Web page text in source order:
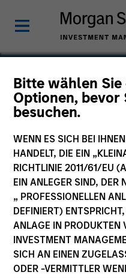
Bitte wählen
Optionen, bevor
besuchen.
WENN ES SICH BEI
HANDELT, DIE EIN
RICHTLINIE 2011/61/EU
EIN ANLEGER SIND, DER
„ PROFESSIONELLEN
DEFINIERT)
ANLAGE IN PRODUKTEN
INVESTMENT
SICH AN EINEN
ODER -VERMITTLER
Mercedes
Elías
Partner